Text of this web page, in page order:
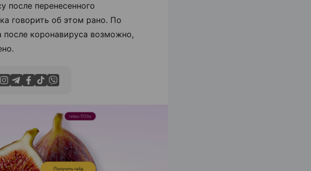
после перенесенного
говорить об этом рано. По
коронавируса возможно,
САЙТЕ